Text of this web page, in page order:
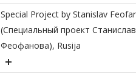
Special Project by Stanislav
(Специальный проект
Феофанова), Rusija